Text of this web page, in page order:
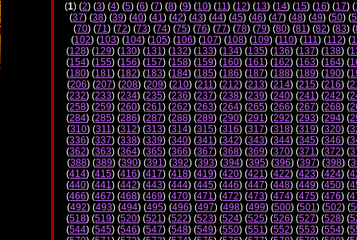
(1) (2) (3) (4) (5) (6) (7) (8) (9) (10) (11) (12) (13) (14) (15) (16) (17) (
(37) (38) (39) (40) (41) (42) (43) (44) (45) (46) (47) (48) (49) (50) (
(70) (71) (72) (73) (74) (75) (76) (77) (78) (79) (80) (81) (82) (83) (
(102) (103) (104) (105) (106) (107) (108) (109) (110) (111) (112) (
(128) (129) (130) (131) (132) (133) (134) (135) (136) (137) (138) (
(154) (155) (156) (157) (158) (159) (160) (161) (162) (163) (164) (
(180) (181) (182) (183) (184) (185) (186) (187) (188) (189) (190) (
(206) (207) (208) (209) (210) (211) (212) (213) (214) (215) (216) (
(232) (233) (234) (235) (236) (237) (238) (239) (240) (241) (242) (
(258) (259) (260) (261) (262) (263) (264) (265) (266) (267) (268) (
(284) (285) (286) (287) (288) (289) (290) (291) (292) (293) (294) (
(310) (311) (312) (313) (314) (315) (316) (317) (318) (319) (320) (
(336) (337) (338) (339) (340) (341) (342) (343) (344) (345) (346) (
(362) (363) (364) (365) (366) (367) (368) (369) (370) (371) (372) (
(388) (389) (390) (391) (392) (393) (394) (395) (396) (397) (398) (
(414) (415) (416) (417) (418) (419) (420) (421) (422) (423) (424) (
(440) (441) (442) (443) (444) (445) (446) (447) (448) (449) (450) (
(466) (467) (468) (469) (470) (471) (472) (473) (474) (475) (476) (
(492) (493) (494) (495) (496) (497) (498) (499) (500) (501) (502) (
(518) (519) (520) (521) (522) (523) (524) (525) (526) (527) (528) (
(544) (545) (546) (547) (548) (549) (550) (551) (552) (553) (554) (